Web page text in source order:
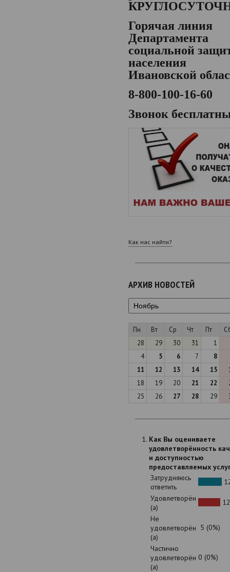
Горячая линия
Департамента
социальной
населения
Ивановской
8-800-100-16-60
Звонок
Как нас найти?
АРХИВ НОВОСТЕЙ
Пн Вт Ср Чт Пт
28
29 30 31
1
4
5 6 7
8
11
12 13 14 15
18
19 20 21 22
25
26 27 28 29
Как Вы оцениваете
удовлетворённость
и доступностью
предоставляемых
Затрудняюсь
ответить
Удовлетворён
(а)
Не
удовлетворён
(а)
5 (0%)
Частично
удовлетворён
(а)
0 (0%)